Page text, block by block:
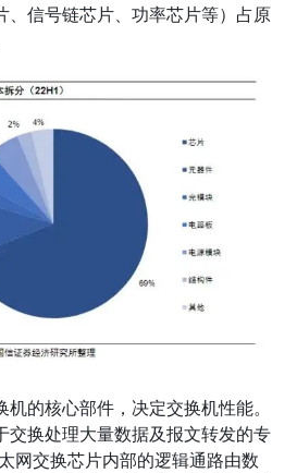
、信号链芯片、功率芯片等）占原
的核心部件，决定交换机性能。
交换处理大量数据及报文转发的专
网交换芯片内部的逻辑通路由数